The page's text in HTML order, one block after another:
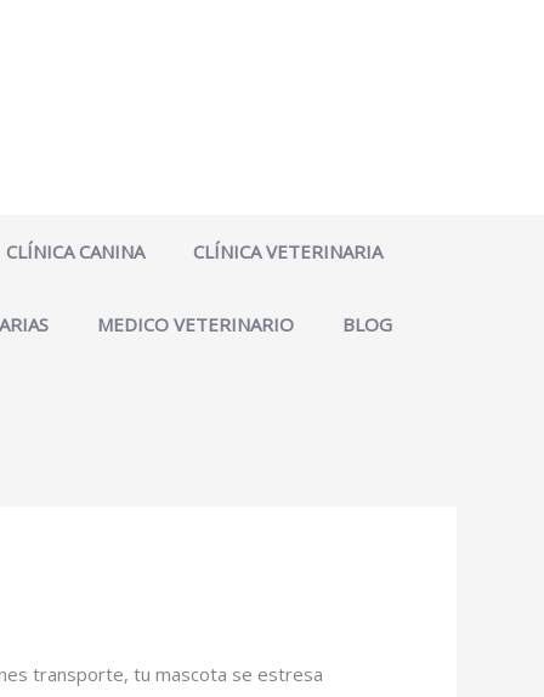
CLÍNICA CANINA CLÍNICA VETERINARIA
MEDICO VETERINARIO BLOG
transporte, tu mascota se estresa